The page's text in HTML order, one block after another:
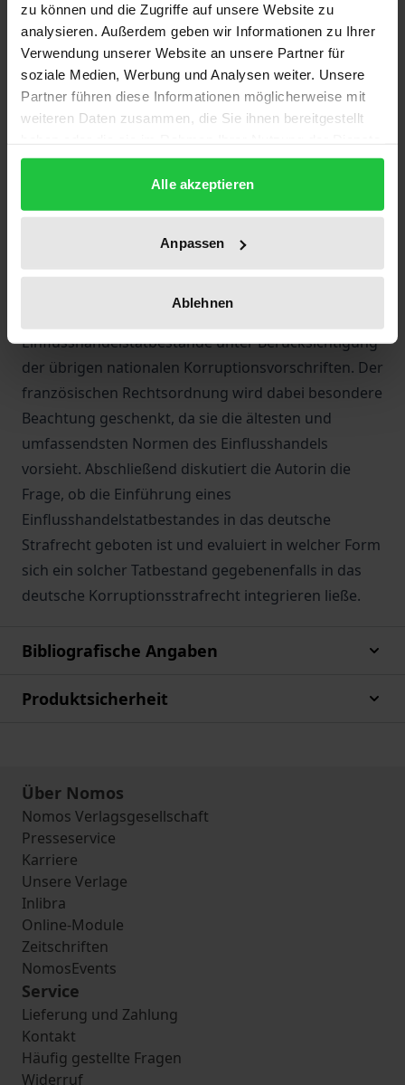
zu können und die Zugriffe auf unsere Website zu
analysieren. Außerdem geben wir Informationen zu Ihrer
Verwendung unserer Website an unsere Partner für
soziale Medien, Werbung und Analysen weiter. Unsere
Partner führen diese Informationen möglicherweise mit
weiteren Daten zusammen, die Sie ihnen bereitgestellt
gesammelt haben.
Alle akzeptieren
Anpassen
Ablehnen
Der Korruptionstatbestand des Einflusshandels ist
in den Strafgesetzbüchern zahlreicher europäischer
Staaten vorgesehen. Seine Einführung wird zudem
in einigen internationalen Abkommen wie dem
Europaratsübereinkommen und der UN-Konvention
umfassendes Bild dieser Rechtsfigur, das alle
Facetten und wesentlichen Aspekte dieser in
Deutschland noch weitgehend unbekannten
Korruptionsnorm aufzeigt. Ausgehend von einer
detaillierten Analyse der internationalen Vorgaben
Einflusshandelstatbestände unter Berücksichtigung
der übrigen nationalen Korruptionsvorschriften. Der
französischen Rechtsordnung wird dabei besondere
Beachtung geschenkt, da sie die ältesten und
umfassendsten Normen des Einflusshandels
vorsieht. Abschließend diskutiert die Autorin die
Frage, ob die Einführung eines
Einflusshandelstatbestandes in das deutsche
Strafrecht geboten ist und evaluiert in welcher Form
sich ein solcher Tatbestand gegebenenfalls in das
deutsche Korruptionsstrafrecht integrieren ließe.
Bibliografische Angaben
Produktsicherheit
Über Nomos
Nomos Verlagsgesellschaft
Presseservice
Karriere
Unsere Verlage
Inlibra
Online-Module
Zeitschriften
NomosEvents
Service
Lieferung und Zahlung
Kontakt
Häufig gestellte Fragen
Widerruf